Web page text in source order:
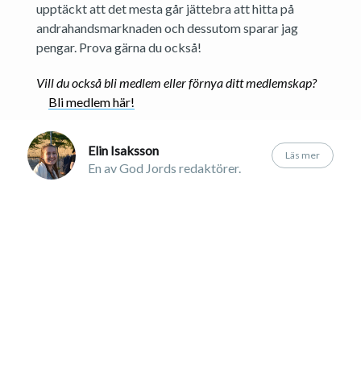
upptäckt att det mesta går jättebra att hitta på
andrahandsmarknaden och dessutom sparar jag
pengar. Prova gärna du också!
Vill du också bli medlem eller förnya ditt medlemskap?
Bli medlem här!
Elin Isaksson
En av God Jords redaktörer.
Läs mer